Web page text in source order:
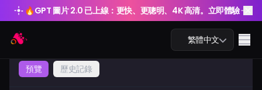
🔥GPT 圖片 2.0 已上線：更快、更聰明、4K 高清。立即體驗
繁體中文
GPT 圖片 2.0 已上線：更快、更聰明、4K 高清。立即體驗
預覽 歷史記錄